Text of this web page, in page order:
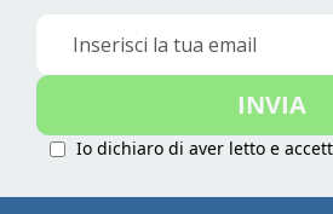
Iscriviti
nostra
INVIA
Io dichiaro di aver letto e